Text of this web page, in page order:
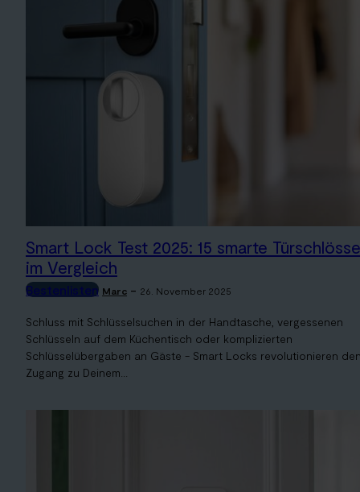
Smart Lock Test 2025: 15 smarte
im Vergleich
Bestenlisten Marc - 26. November 2025
Schluss mit Schlüsselsuchen in der Handtasche, vergessenen
Schlüsseln auf dem Küchentisch oder komplizierten
Schlüsselübergaben an Gäste - Smart Locks revolutionieren
Zugang zu Deinem...